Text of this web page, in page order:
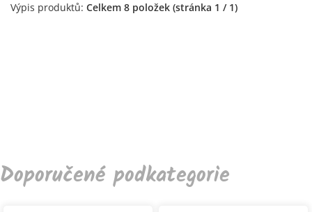
Výpis produktů: Celkem 8 položek (stránka 1 / 1)
Doporučené podkategorie